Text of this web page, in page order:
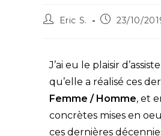
Eric S. 23/10/
J’ai eu le plaisir
qu’elle a réalisé ces
Femme / Homme, et
concrètes mises en
ces dernières